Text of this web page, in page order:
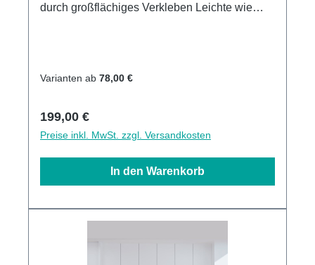
durch großflächiges Verkleben Leichte wie
Direktdruck Made in GermanyKann über
Varianten ab 78,00 €
Regulärer Preis:
199,00 €
Preise inkl. MwSt. zzgl. Versandkosten
In den Warenkorb